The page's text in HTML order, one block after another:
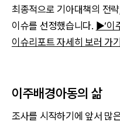
최종적으로 기아대책의 전
이슈를 선정했습니다. ▶‘이
이슈리포트 자세히 보러 가기
이주배경아동의 삶
조사를 시작하기에 앞서 많